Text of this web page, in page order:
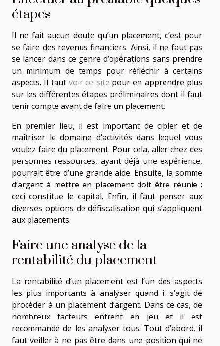
étapes
Il ne fait aucun doute qu’un placement, c’est pour
se faire des revenus financiers. Ainsi, il ne faut pas
se lancer dans ce genre d’opérations sans prendre
un minimum de temps pour réfléchir à certains
aspects. Il faut voir ce site pour en apprendre plus
sur les différentes étapes préliminaires dont il faut
tenir compte avant de faire un placement.
En premier lieu, il est important de cibler et de
maîtriser le domaine d’activités dans lequel vous
voulez faire du placement. Pour cela, aller chez des
personnes ressources, ayant déjà une expérience,
pourrait être d’une grande aide. Ensuite, la somme
d’argent à mettre en placement doit être réunie :
ceci constitue le capital. Enfin, il faut penser aux
diverses options de défiscalisation qui s’appliquent
aux placements.
Faire une analyse de la
rentabilité du placement
La rentabilité d’un placement est l’un des aspects
les plus importants à analyser quand il s’agit de
procéder à un placement d’argent. Dans ce cas, de
nombreux facteurs entrent en jeu et il est
recommandé de les analyser tous. Tout d’abord, il
faut veiller à ne pas être dans une position qui ne